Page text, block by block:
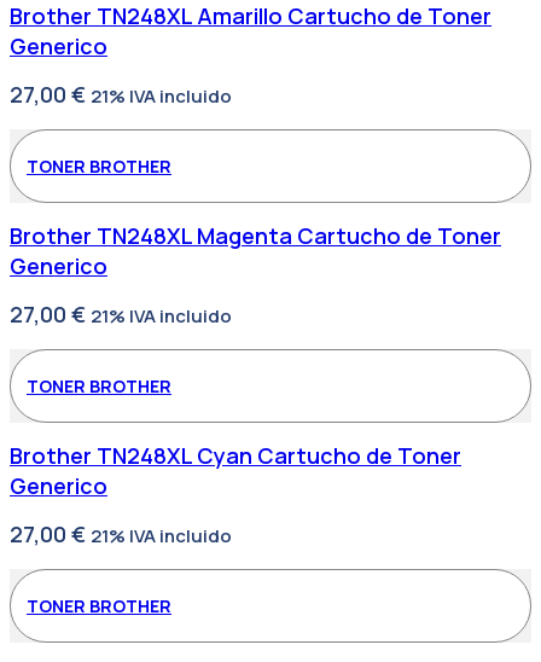
Brother TN248XL Amarillo Cartucho de Toner
Generico
27,00 € 21% IVA incluido
TONER BROTHER
Brother TN248XL Magenta Cartucho de Toner
Generico
27,00 € 21% IVA incluido
TONER BROTHER
Brother TN248XL Cyan Cartucho de Toner
Generico
27,00 € 21% IVA incluido
TONER BROTHER